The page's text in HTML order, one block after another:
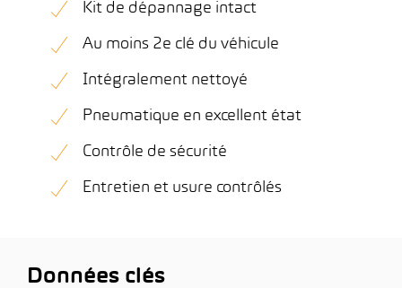
Kit de dépannage intact
Au moins 2e clé du véhicule
Intégralement nettoyé
Pneumatique en excellent état
Contrôle de sécurité
Entretien et usure contrôlés
Données clés